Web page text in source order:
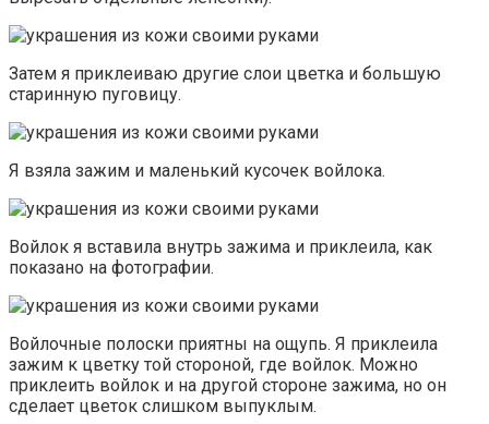
Затем я приклеиваю другие слои цветка и большую
старинную пуговицу.
Я взяла зажим и маленький кусочек войлока.
Войлок я вставила внутрь зажима и приклеила, как
показано на фотографии.
Войлочные полоски приятны на ощупь. Я приклеила
зажим к цветку той стороной, где войлок. Можно
приклеить войлок и на другой стороне зажима, но он
сделает цветок слишком выпуклым.